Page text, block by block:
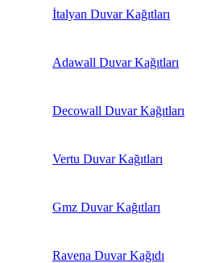
İtalyan Duvar Kağıtları
Adawall Duvar Kağıtları
Decowall Duvar Kağıtları
Vertu Duvar Kağıtları
Gmz Duvar Kağıtları
Ravena Duvar Kağıdı